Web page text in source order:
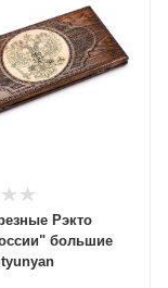
Рэкто
большие